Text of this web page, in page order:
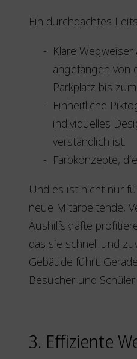
Ein durchdachtes
Klare
angefangen von
Parkplatz bis
Einheitliche
individuelles
verständlich ist.
Farbkonzepte,
Und es ist nicht nur
neue Mitarbeitende,
Aushilfskräfte
das sie schnell und
Gebäude führt.
Besucher und
3. Effiziente